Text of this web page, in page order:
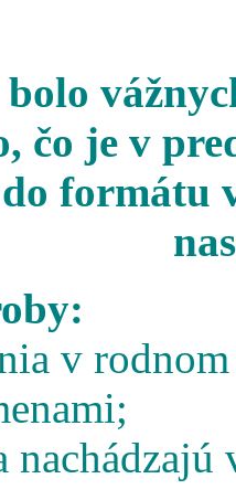
čo je v
formátu
v